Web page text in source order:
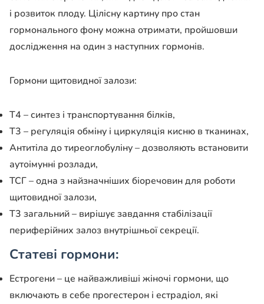
і розвиток плоду. Цілісну картину про стан
гормонального фону можна отримати, пройшовши
дослідження на один з наступних гормонів.
Гормони щитовидної залози:
Т4 – синтез і транспортування білків,
Т3 – регуляція обміну і циркуляція кисню в тканинах,
Антитіла до тиреоглобуліну – дозволяють встановити
аутоімунні розлади,
ТСГ – одна з найзначніших біоречовин для роботи
щитовидної залози,
Т3 загальний – вирішує завдання стабілізації
периферійних залоз внутрішньої секреції.
Статеві гормони:
Естрогени – це найважливіші жіночі гормони, що
включають в себе прогестерон і естрадіол, які